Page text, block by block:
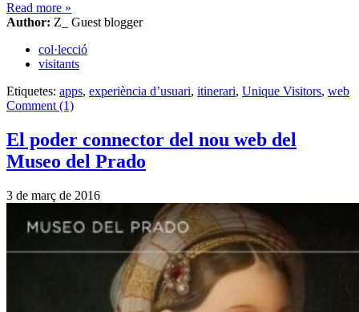
Read more »
Author: Z_ Guest blogger
col·lecció
visitants
Etiquetes: apps, experiència d’usuari, itinerari, Unique Visitors, web
Comment (1)
El poder connector del nou web del
Museo del Prado
3 de març de 2016